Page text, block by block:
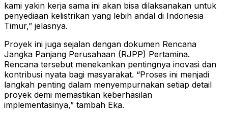
kami yakin kerja sama ini akan bisa dilaksanakan untuk
penyediaan kelistrikan yang lebih andal di Indonesia
Timur,” jelasnya.
Proyek ini juga sejalan dengan dokumen Rencana
Jangka Panjang Perusahaan (RJPP) Pertamina.
Rencana tersebut menekankan pentingnya inovasi dan
kontribusi nyata bagi masyarakat. “Proses ini menjadi
langkah penting dalam menyempurnakan setiap detail
proyek demi memastikan keberhasilan
implementasinya,” tambah Eka.